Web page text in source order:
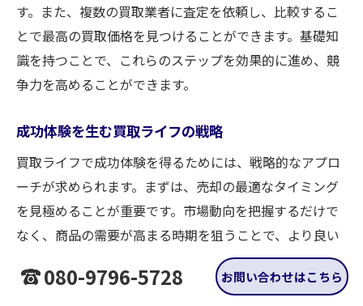
す。また、複数の買取業者に査定を依頼し、比較するこ
とで最高の買取価格を見つけることができます。基礎知
識を持つことで、これらのステップを効果的に進め、競
争力を高めることができます。
成功体験を生む買取ライフの戦略
買取ライフで成功体験を得るためには、戦略的なアプロ
ーチが求められます。まずは、売却の最適なタイミング
を見極めることが重要です。市場動向を把握するだけで
なく、商品の需要が高まる時期を狙うことで、より良い
条件での売却が可能となります。次に、価格交渉をスム
ーズに進めるための準備が必要です。商品の特長や付加
080-9796-5728 お問い合わせはこちら